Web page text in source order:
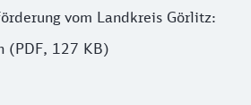
vom Landkreis Görlitz:
(PDF, 127 KB)